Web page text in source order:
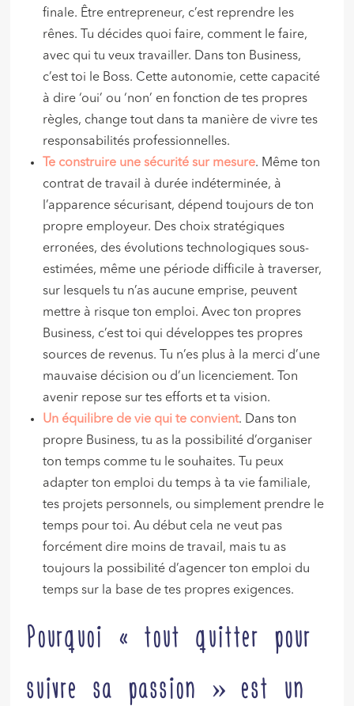
finale. Être entrepreneur, c’est reprendre les
rênes. Tu décides quoi faire, comment le faire,
avec qui tu veux travailler. Dans ton Business,
c’est toi le Boss. Cette autonomie, cette capacité
à dire ‘oui’ ou ‘non’ en fonction de tes propres
règles, change tout dans ta manière de vivre tes
responsabilités professionnelles.
Te construire une sécurité sur mesure. Même ton
contrat de travail à durée indéterminée, à
l’apparence sécurisant, dépend toujours de ton
propre employeur. Des choix stratégiques
erronées, des évolutions technologiques sous-
estimées, même une période difficile à traverser,
sur lesquels tu n’as aucune emprise, peuvent
mettre à risque ton emploi. Avec ton propres
Business, c’est toi qui développes tes propres
sources de revenus. Tu n’es plus à la merci d’une
mauvaise décision ou d’un licenciement. Ton
avenir repose sur tes efforts et ta vision.
Un équilibre de vie qui te convient. Dans ton
propre Business, tu as la possibilité d’organiser
ton temps comme tu le souhaites. Tu peux
adapter ton emploi du temps à ta vie familiale,
tes projets personnels, ou simplement prendre le
temps pour toi. Au début cela ne veut pas
forcément dire moins de travail, mais tu as
toujours la possibilité d’agencer ton emploi du
temps sur la base de tes propres exigences.
Pourquoi « tout quitter pour
suivre sa passion » est un